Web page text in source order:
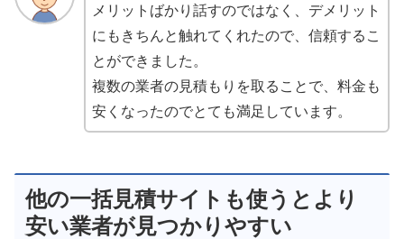
メリットばかり話すのではなく、デメリット
にもきちんと触れてくれたので、信頼するこ
とができました。
複数の業者の見積もりを取ることで、料金も
安くなったのでとても満足しています。
他の一括見積サイトも使うとより
安い業者が見つかりやすい